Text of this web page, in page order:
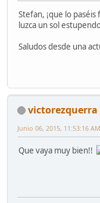
Stefan, ¡que lo
luzca un sol
Saludos desde una
victorezquerra
Junio 06, 2015, 11:53:16 AM
Que vaya muy bien!!